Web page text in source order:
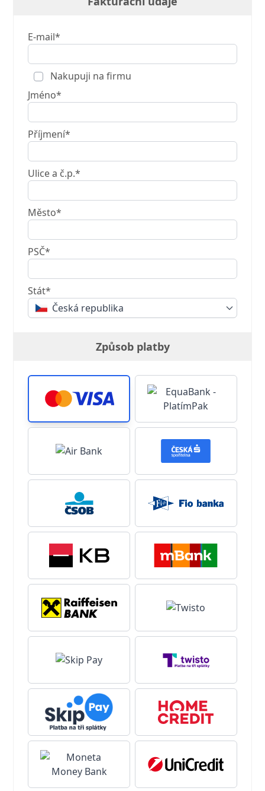
E-mail*
Nakupuji na firmu
Jméno*
Příjmení*
Ulice a č.p.*
Město*
PSČ*
Stát*
Česká republika
Způsob platby